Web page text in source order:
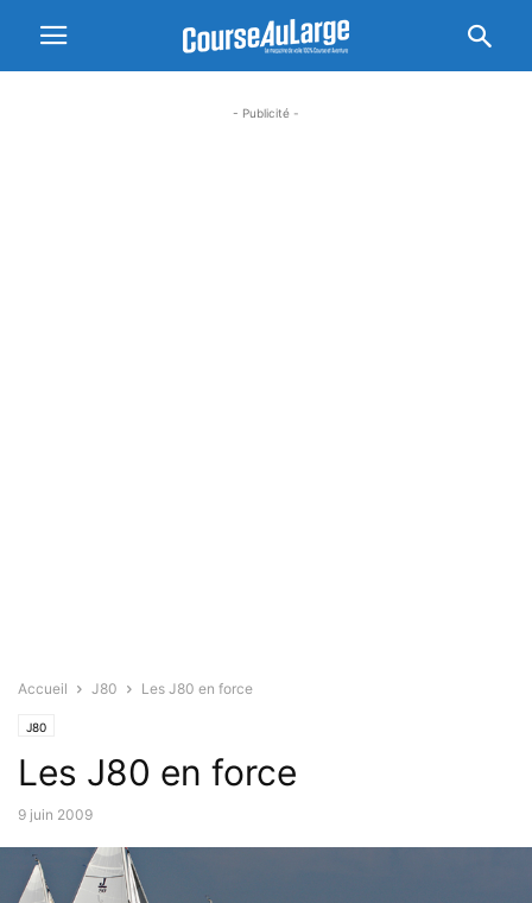
- Publicité -
Accueil J80 Les J80 en force
J80
Les J80 en force
9 juin 2009